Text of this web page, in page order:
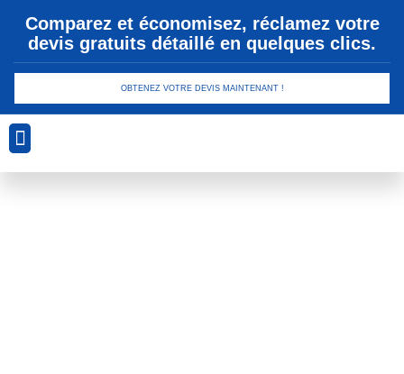
Comparez et économisez, réclamez votre
devis gratuits détaillé en quelques clics.
OBTENEZ VOTRE DEVIS MAINTENANT !